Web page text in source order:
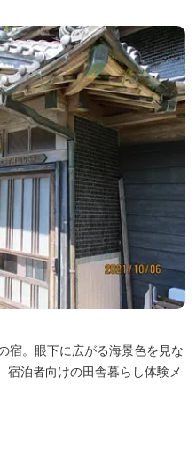
宿。眼下に広がる海景色を見な
宿泊者向けの田舎暮らし体験メ